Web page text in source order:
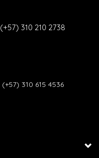
(+57) 310 210 2738
(+57) 310 615 4536